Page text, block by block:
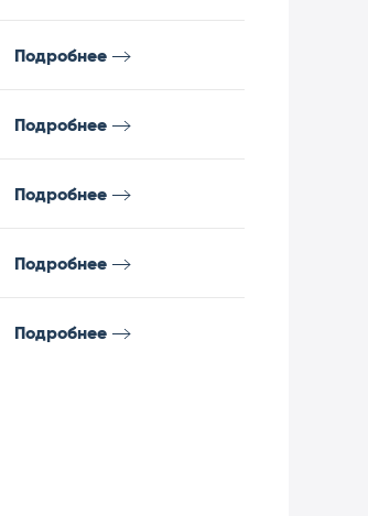
Подробнее
Подробнее
Подробнее
Подробнее
Подробнее